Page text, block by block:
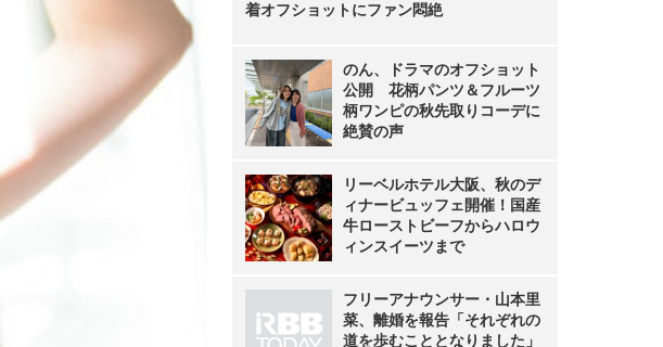
着オフショットにファン悶絶
のん、ドラマのオフショット
公開 花柄パンツ＆フルーツ
柄ワンピの秋先取りコーデに
絶賛の声
リーベルホテル大阪、秋のデ
ィナービュッフェ開催！国産
牛ローストビーフからハロウ
ィンスイーツまで
フリーアナウンサー・山本里
菜、離婚を報告「それぞれの
道を歩むこととなりました」